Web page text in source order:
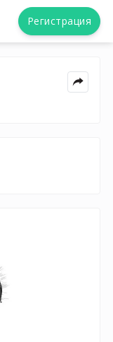
Регистрация